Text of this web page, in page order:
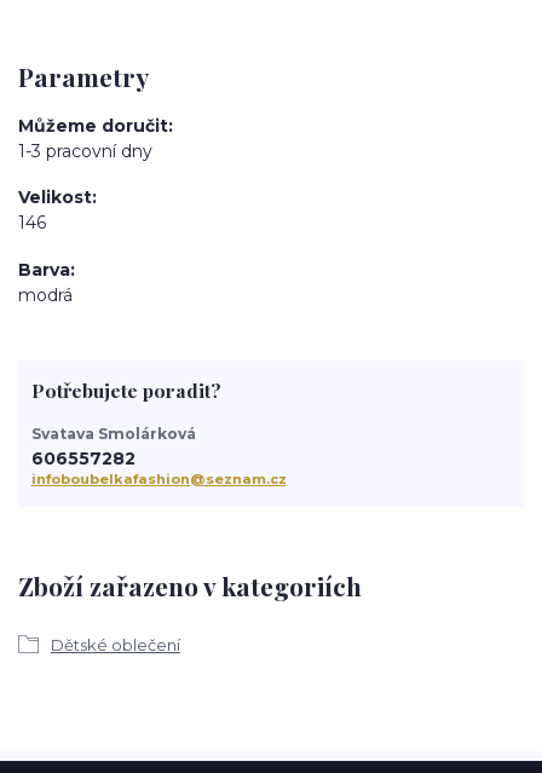
Parametry
Můžeme doručit
1-3 pracovní dny
Velikost
146
Barva
modrá
Zboží zařazeno v kategoriích
Dětské oblečení
Potřebujete poradit?
Svatava Smolárková
606557282
infoboubelkafashion@seznam.cz